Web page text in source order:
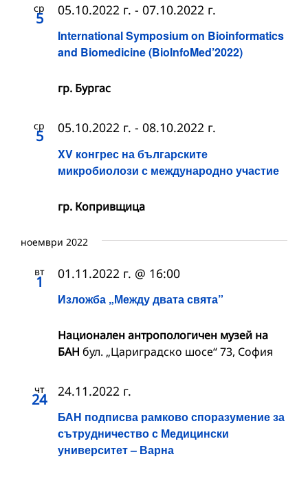
ср
5
International Symposium on Bioinformatics
and Biomedicine (BioInfoMed’2022)
05.10.2022 г. - 07.10.2022 г.
гр. Бургас
ср
5
XV конгрес на българските
микробиолози с международно участие
05.10.2022 г. - 08.10.2022 г.
гр. Копривщица
ноември 2022
вт
1
Изложба „Между двата свята”
01.11.2022 г. @ 16:00
Национален антропологичен музей на
БАН бул. „Цариградско шосе“ 73, София
чт
24
БАН подписва рамково споразумение за
сътрудничество с Медицински
университет – Варна
24.11.2022 г.